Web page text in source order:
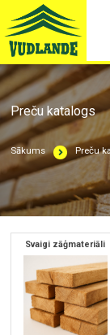
Preču katalogs
Sākums Preču
Svaigi zāģmateriāli